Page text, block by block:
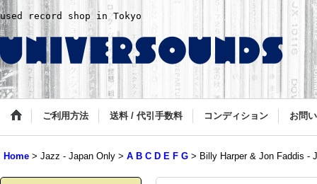
used record shop in Tokyo
ご利用方法 送料 / 代引手数料 コンディション お問
Home > Jazz - Japan Only > A B C D E F G > Billy Harper & Jon Faddis -